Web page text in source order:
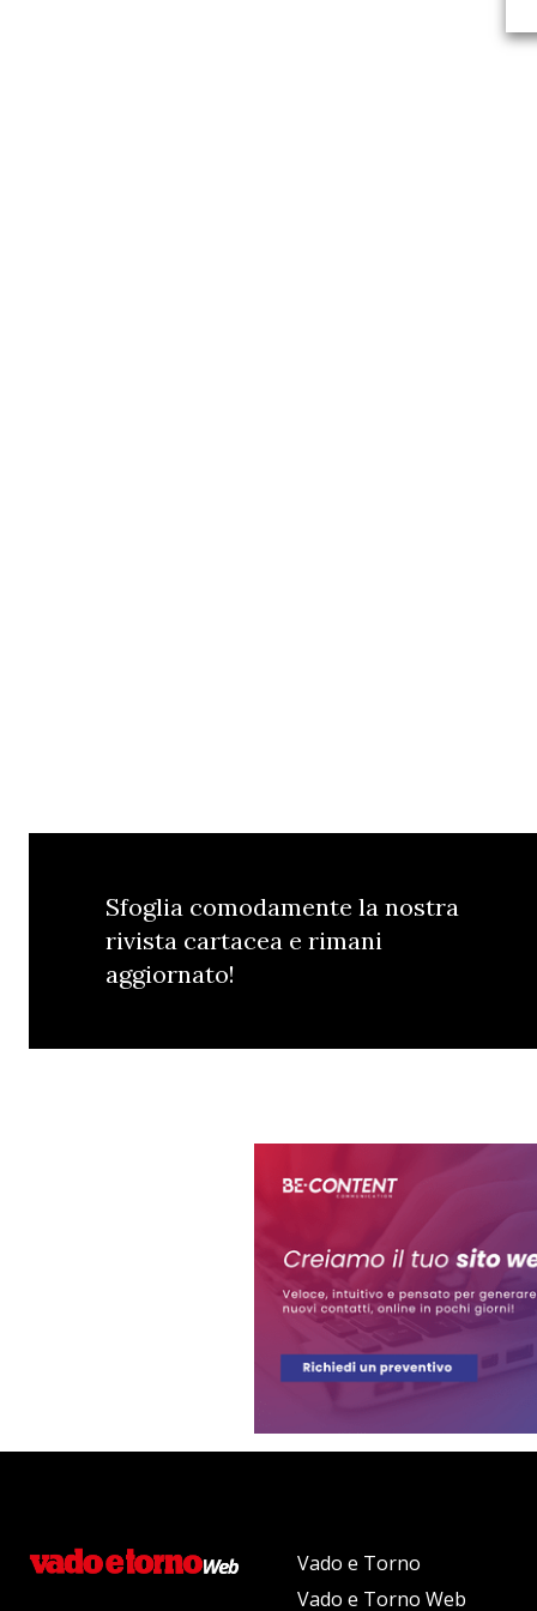
Sfoglia comodamente la nostra
rivista cartacea e rimani
aggiornato!
Vado e Torno
Vado e Torno Web